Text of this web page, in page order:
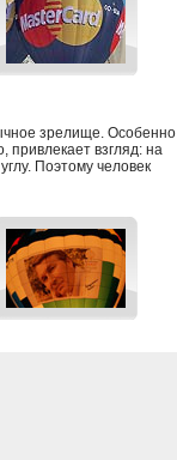
зрелище. Особенно
привлекает взгляд: на
Поэтому человек